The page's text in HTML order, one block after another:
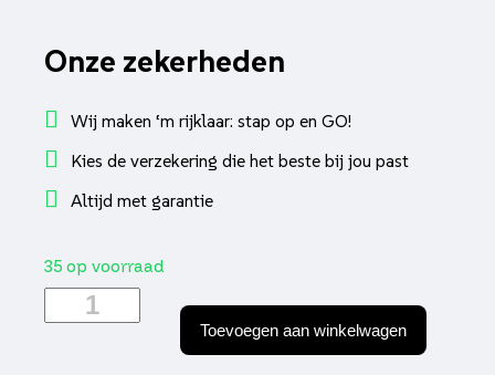
Onze zekerheden
Wij maken ‘m rijklaar: stap op en GO!
Kies de verzekering die het beste bij jou past
Altijd met garantie
35 op voorraad
Bougie
ngk
Toevoegen aan winkelwagen